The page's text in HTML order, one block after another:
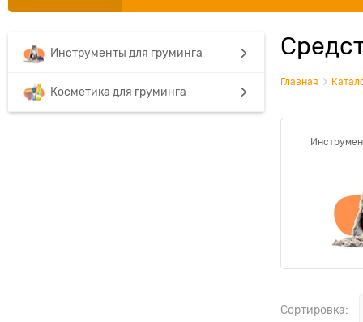
Инструменты для груминга
Косметика для груминга
Главная
Сортировка: